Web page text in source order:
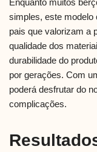
simples, este modelo
pais que valorizam a
qualidade dos
durabilidade do
por gerações. Com
poderá desfrutar do
complicações.